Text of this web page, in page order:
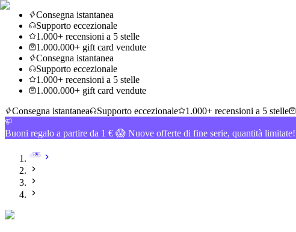
Consegna istantanea
Supporto eccezionale
1.000+ recensioni a 5 stelle
1.000.000+ gift card vendute
Consegna istantanea
Supporto eccezionale
1.000+ recensioni a 5 stelle
1.000.000+ gift card vendute
Consegna istantanea
Supporto eccezionale 1.000+ recensioni a 5 stelle
Buoni regalo a partire da 1 € 😱 Nuove offerte di fine serie, quantità limitate!